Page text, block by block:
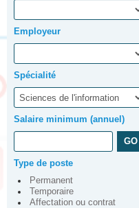
Employeur
Spécialité
Salaire minimum (annuel)
Type de poste
Permanent
Temporaire
Affectation ou contrat